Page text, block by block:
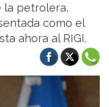
la petrolera,
como el
ahora al RIGI.